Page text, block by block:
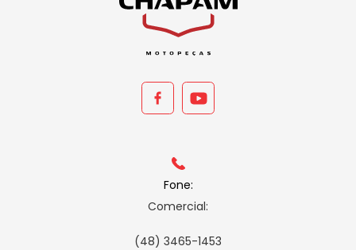
Fone:
Comercial:
(48) 3465-1453